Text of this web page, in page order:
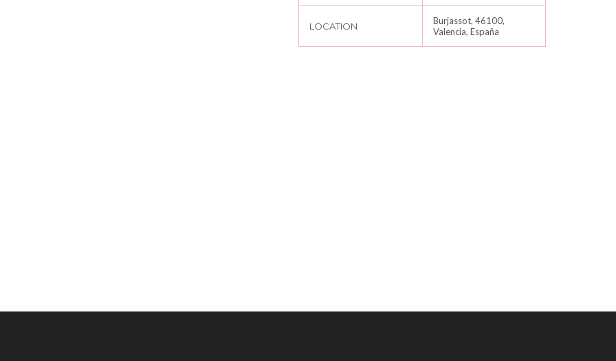
LOCATION
Burjassot, 46100,
Valencia, España